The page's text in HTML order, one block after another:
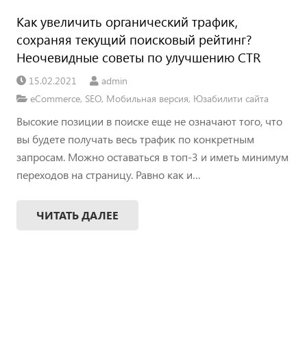
Как увеличить органический трафик,
сохраняя текущий поисковый рейтинг?
Неочевидные советы по улучшению CTR
15.02.2021
admin
eCommerce, SEO, Мобильная версия, Юзабилити сайта
Высокие позиции в поиске еще не означают того, что
вы будете получать весь трафик по конкретным
запросам. Можно оставаться в топ-3 и иметь минимум
переходов на страницу. Равно как и…
ЧИТАТЬ ДАЛЕЕ